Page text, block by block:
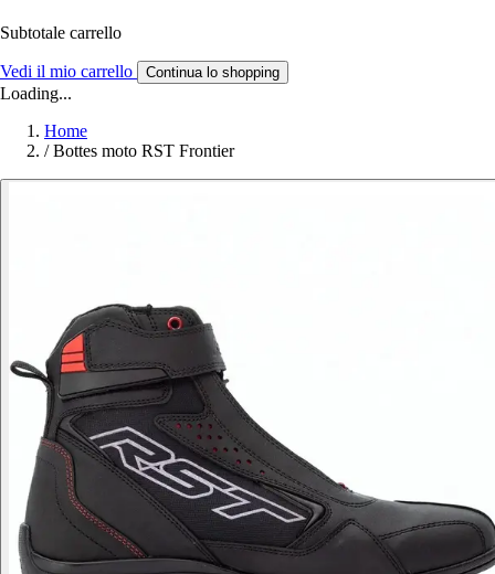
Subtotale carrello
Vedi il mio carrello Continua lo shopping
Loading...
Home
/ Bottes moto RST Frontier